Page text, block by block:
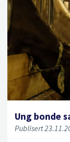
Ung bonde
Publisert